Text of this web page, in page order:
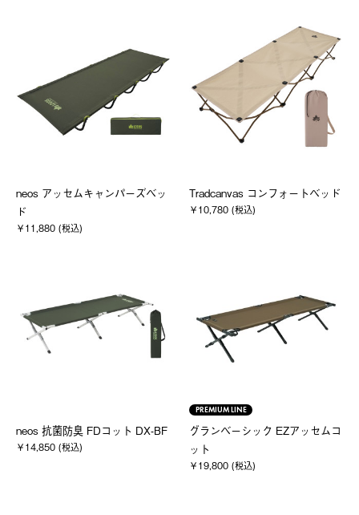
neos アッセムキャンパーズベッ
ド
￥11,880 (税込)
Tradcanvas コンフォートベッド
￥10,780 (税込)
neos 抗菌防臭 FDコット DX-BF
￥14,850 (税込)
PREMIUM LINE
グランベーシック EZアッセムコ
ット
￥19,800 (税込)